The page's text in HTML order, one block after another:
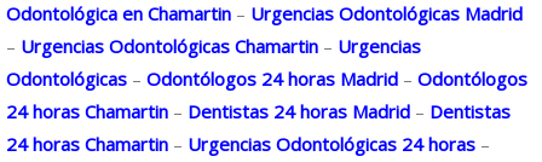
Odontológica en Chamartin – Urgencias Odontológicas Madrid
– Urgencias Odontológicas Chamartin – Urgencias
Odontológicas – Odontólogos 24 horas Madrid – Odontólogos
24 horas Chamartin – Dentistas 24 horas Madrid – Dentistas
24 horas Chamartin – Urgencias Odontológicas 24 horas –